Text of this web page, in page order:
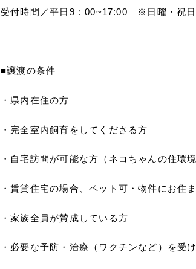
受付時間／平日9：00~17:00 ※日曜・祝日
■譲渡の条件
・県内在住の方
・完全室内飼育をしてくださる方
・自宅訪問が可能な方（ネコちゃんの住環
・賃貸住宅の場合、ペット可・物件にお住
・家族全員が賛成している方
・必要な予防・治療（ワクチンなど）を受